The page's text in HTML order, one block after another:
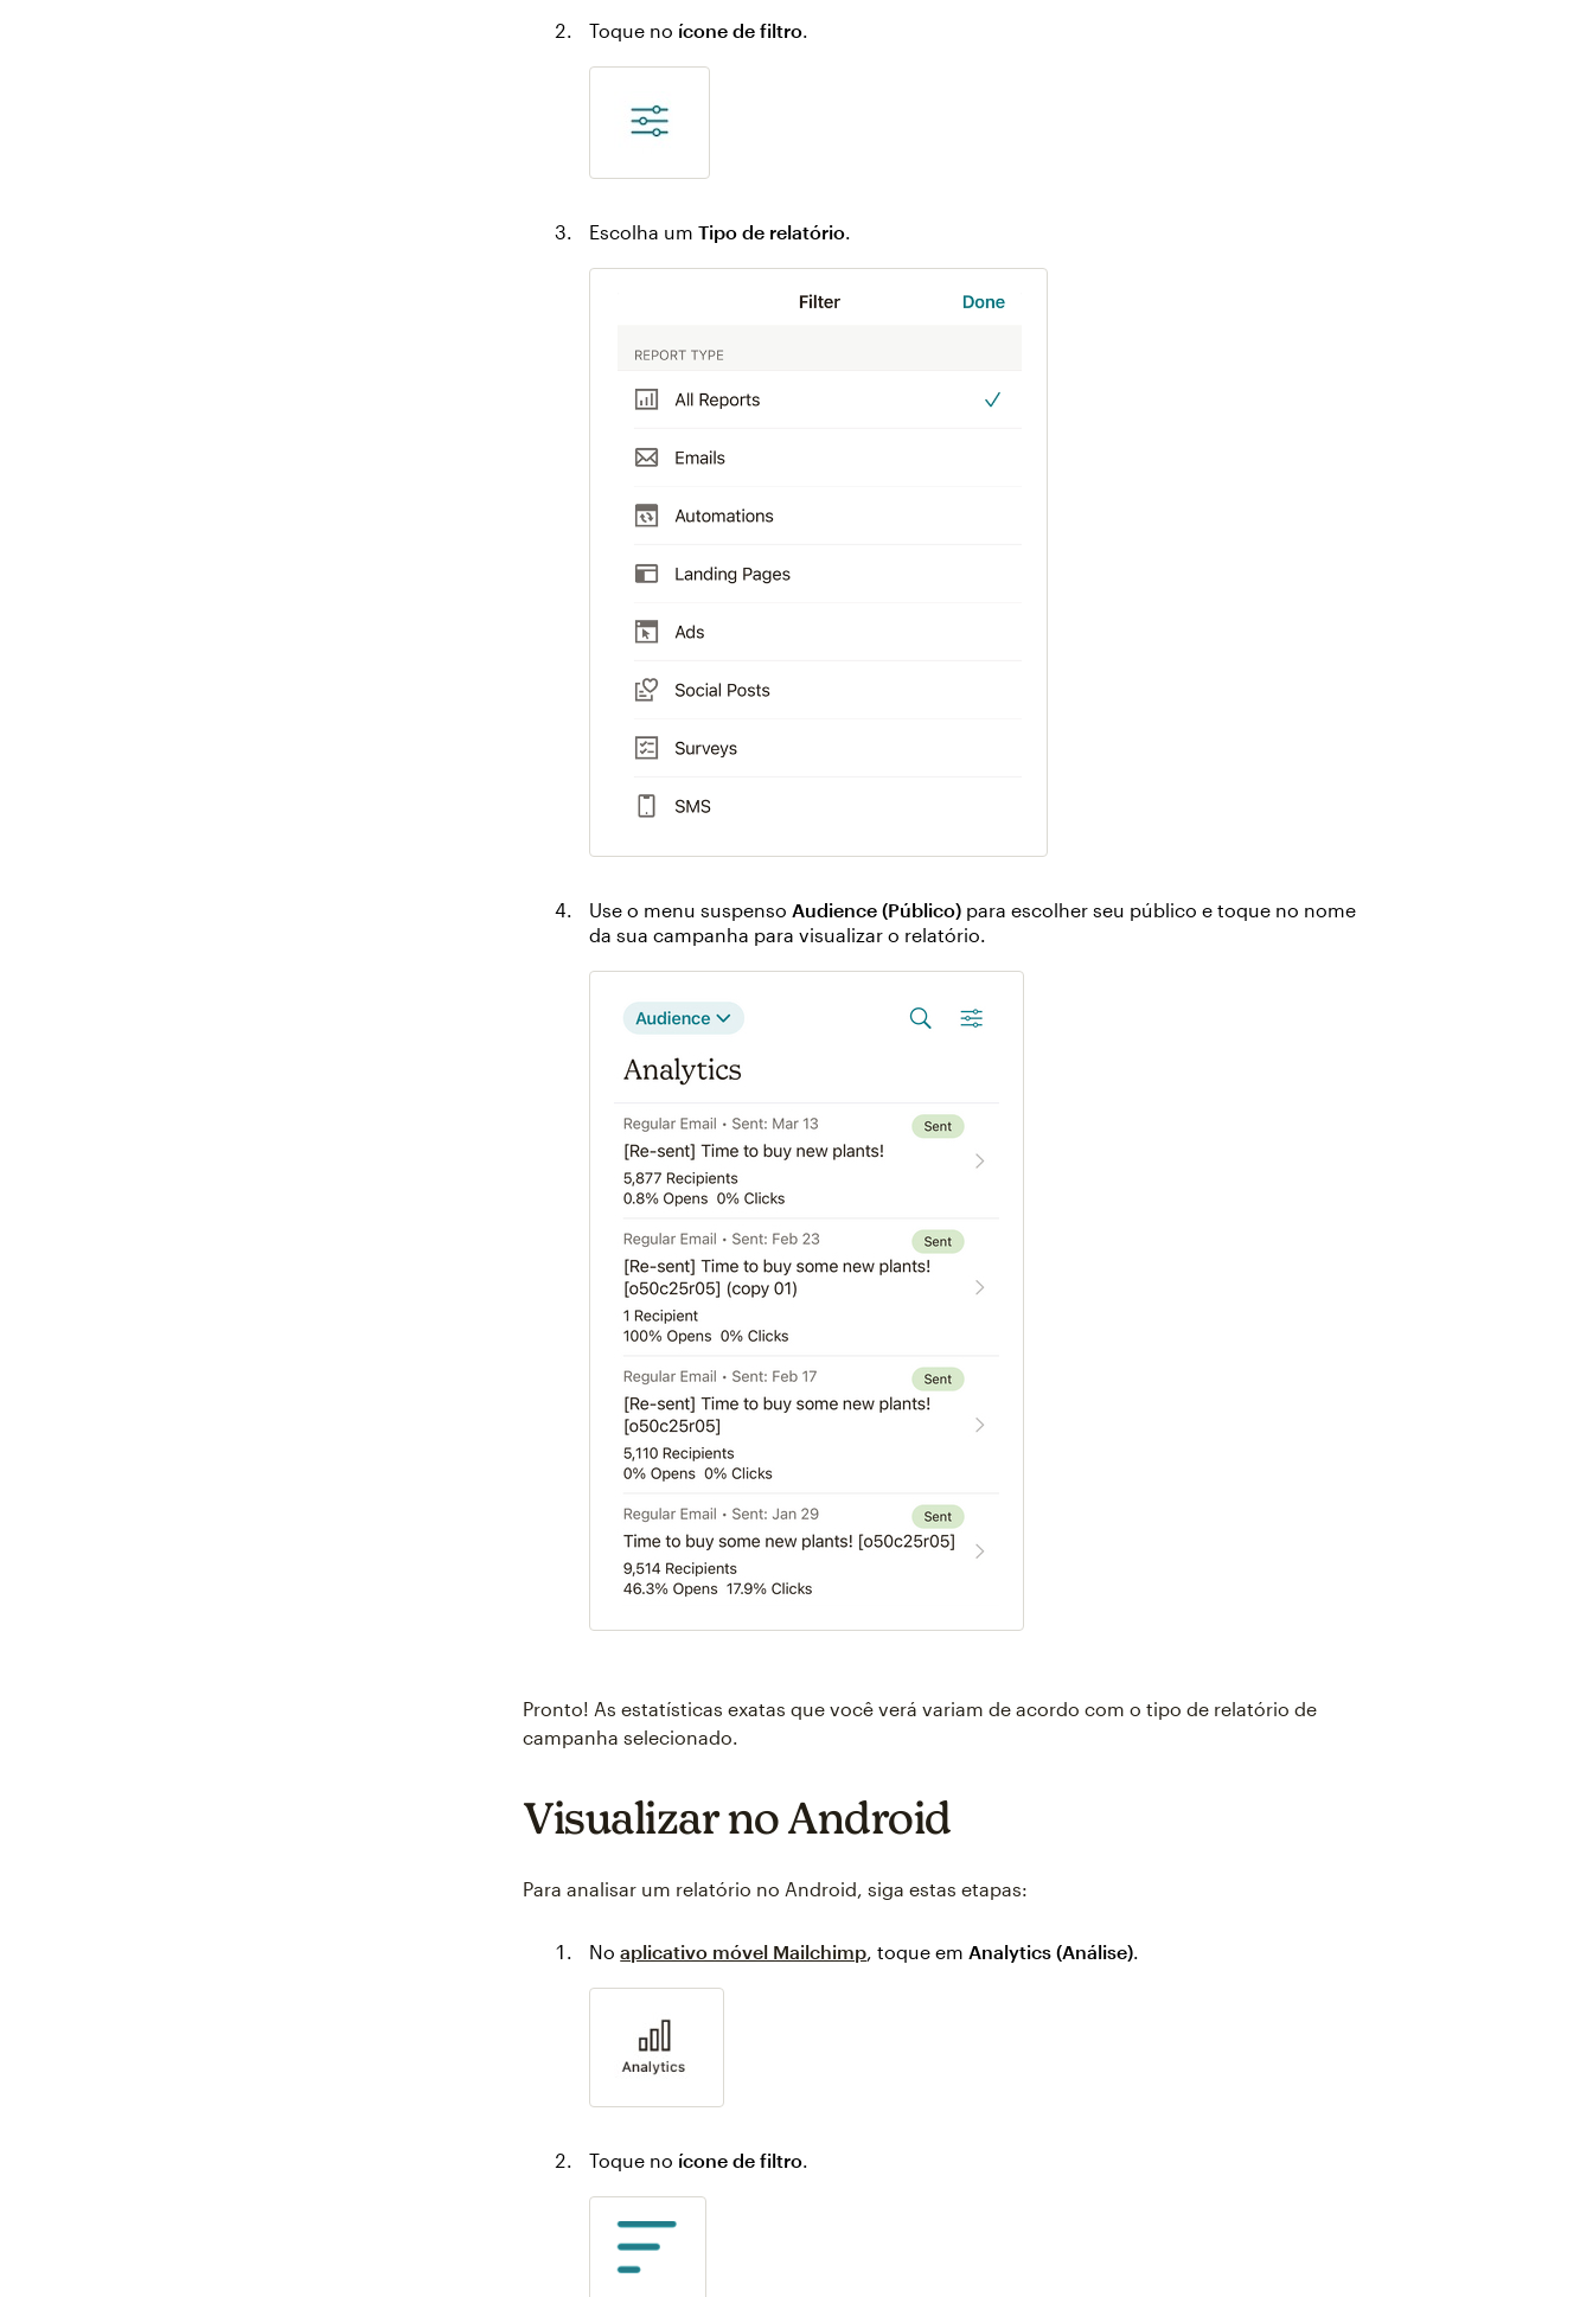
Toque no ícone de filtro.
Escolha umTipo de relatório.
Use o menu suspenso Audience (Público) para escolher seu público e toque no nome
da sua campanha para visualizar o relatório.
Pronto! As estatísticas exatas que você verá variam de acordo com o tipo de relatório de
campanha selecionado.
Visualizar no Android
Para analisar um relatório no Android, siga estas etapas:
Noaplicativo móvel Mailchimp, toque em Analytics (Análise).
Toque no ícone de filtro.